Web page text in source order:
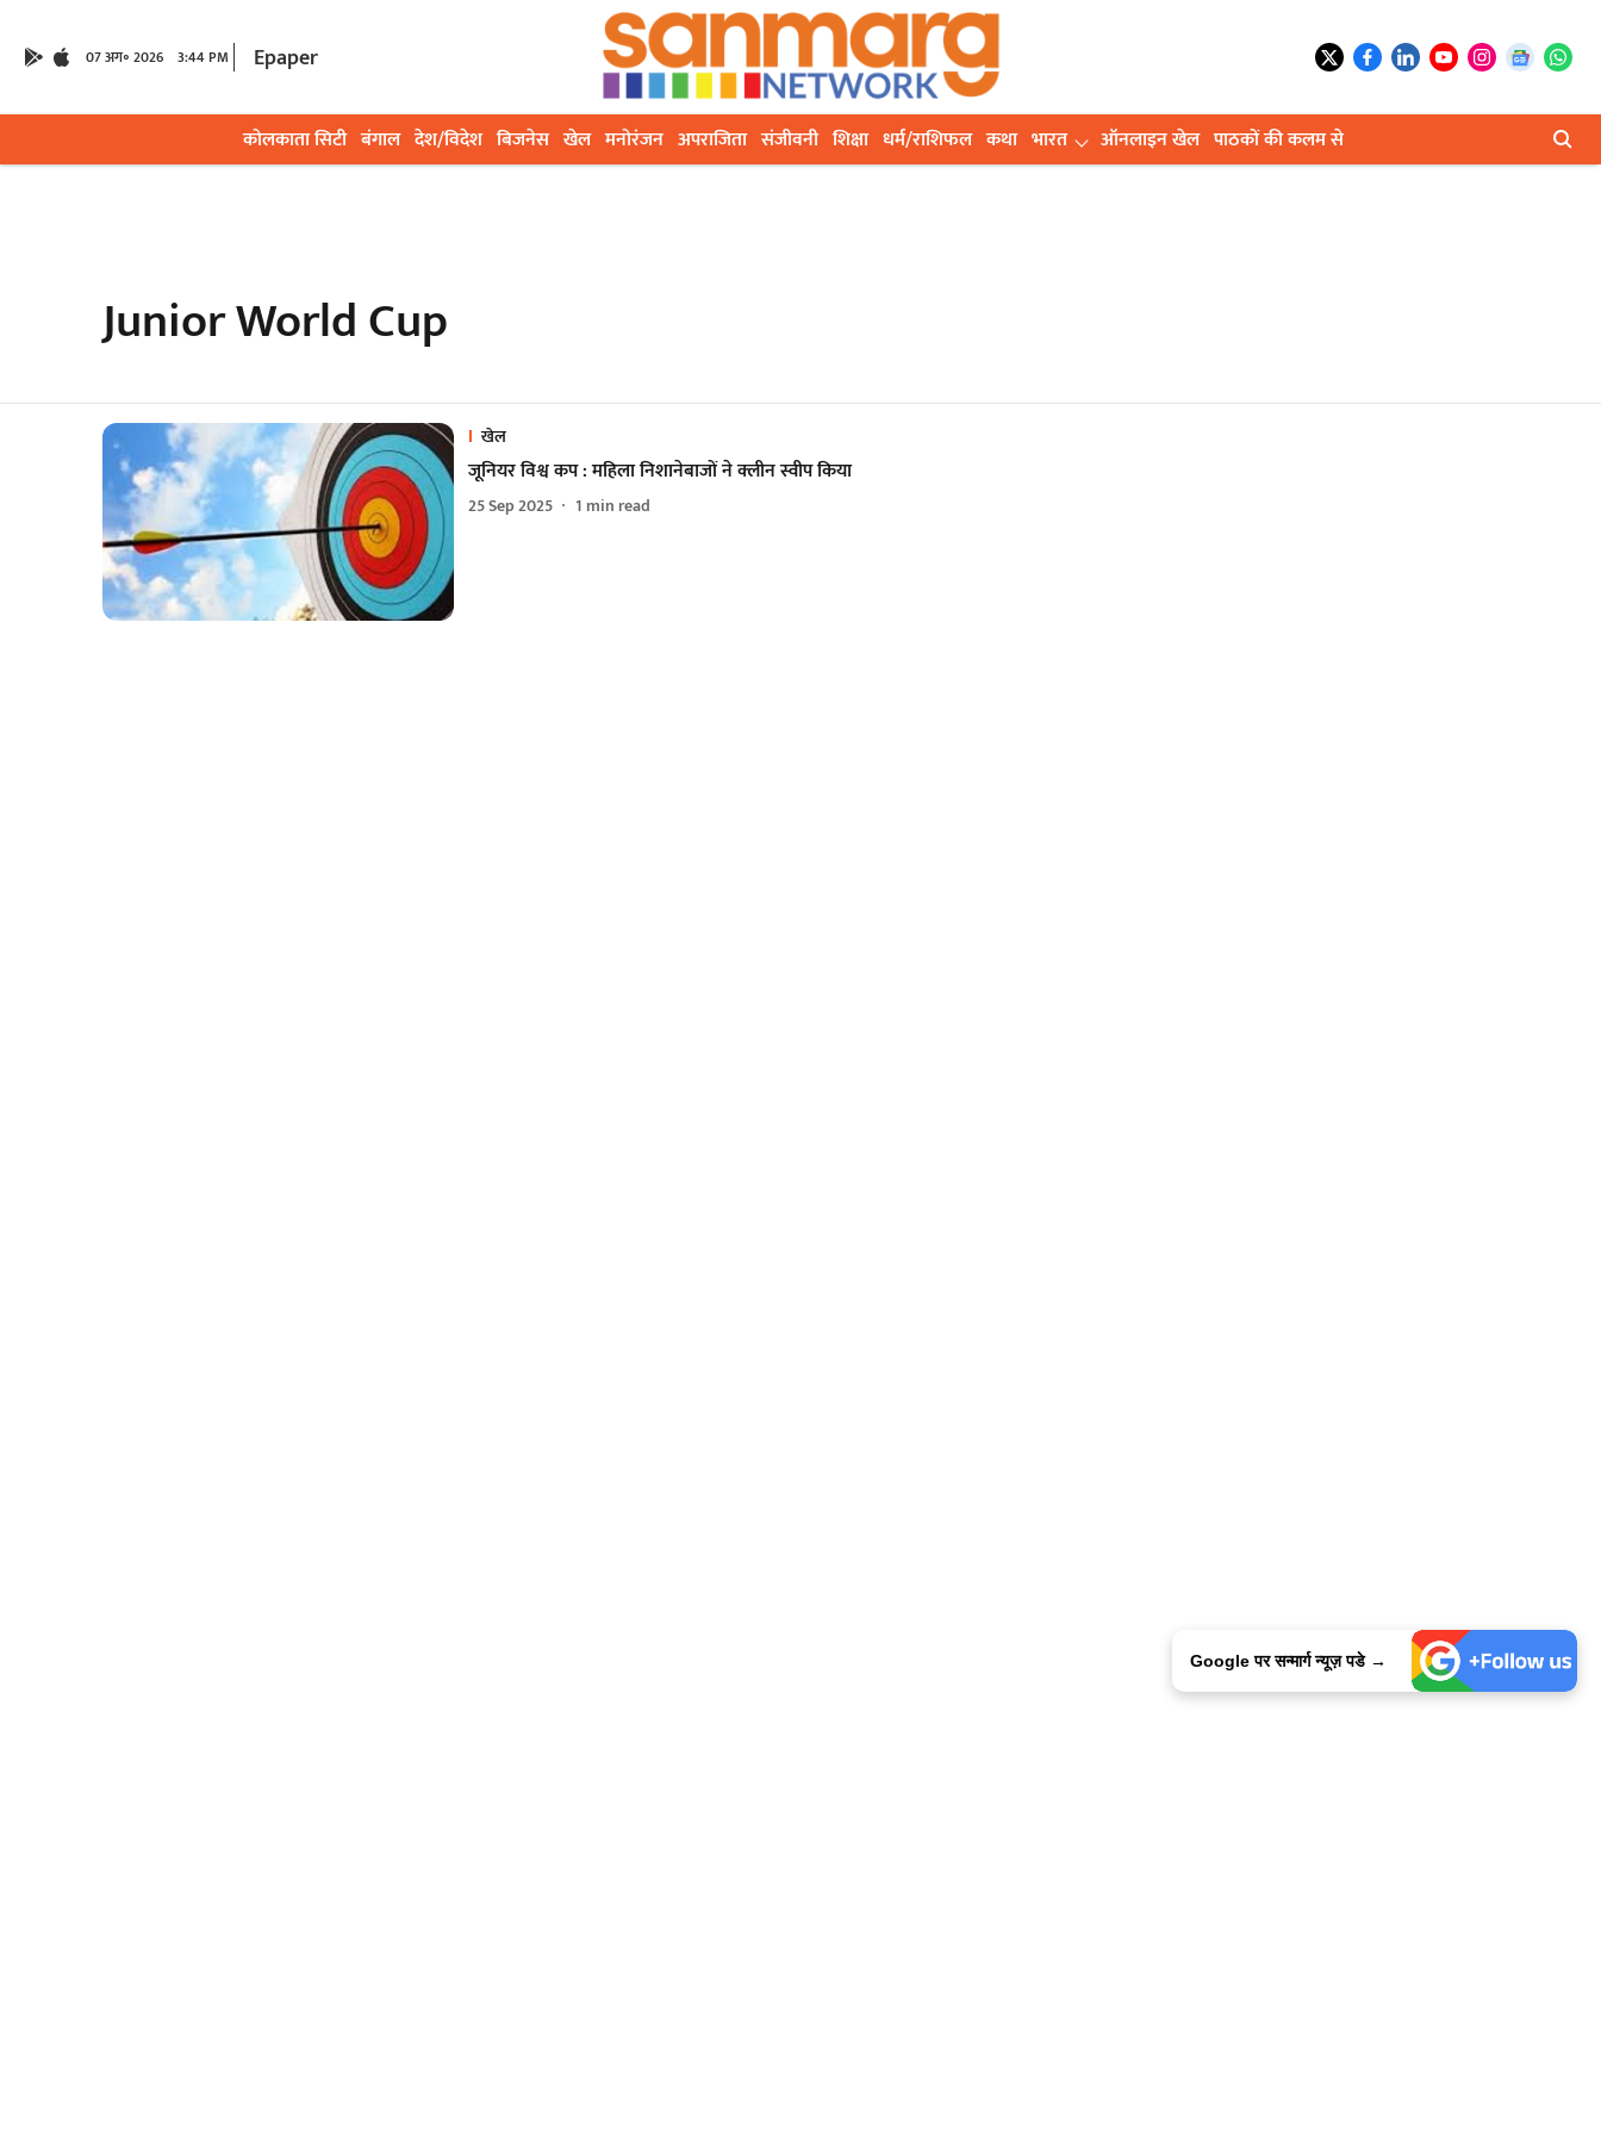
07 अग॰ 2026 3:44 PM Epaper
कोलकाता सिटी बंगाल देश/विदेश बिजनेस खेल मनोरंजन अपराजिता संजीवनी शिक्षा धर्म/राशिफल कथा भारत ऑनलाइन खेल पाठकों की कलम से
Junior World Cup
खेल
जूनियर विश्व कप : महिला निशानेबाजों ने क्लीन स्वीप किया
25 Sep 2025 1 min read
Google पर सन्मार्ग न्यूज़ पडे →